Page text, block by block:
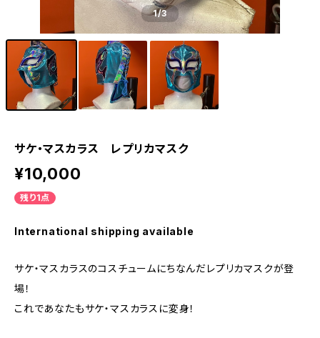
1/3
サケ・マスカラス レプリカマスク
¥10,000
残り1点
International shipping available
サケ・マスカラスのコスチュームにちなんだレプリカマスクが登
場！
これであなたもサケ・マスカラスに変身！